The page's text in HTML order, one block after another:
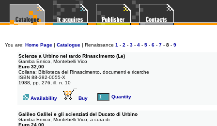
You are: Home Page | Catalogue | Renaissance 1 - 2 - 3 - 4 - 5 - 6 - 7 - 8 - 9
Scienze a Urbino nel tardo Rinascimento (Le)
Gamba Enrico, Montebelli Vico
Euro 32,00
Collana: Biblioteca del Rinascimento, documenti e ricerche
ISBN 88-392-0055-X
1988, pp. 276, ill. n. 10
Availability Buy Quantity
Galileo Galilei e gli scienziati del Ducato di Urbino
Gamba Enrico, Montebelli Vico, a cura di
Euro 24,00